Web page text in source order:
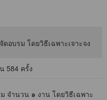
584 ครั้ง
จำนวน ๑ งาน โดยวิธีเฉพาะ